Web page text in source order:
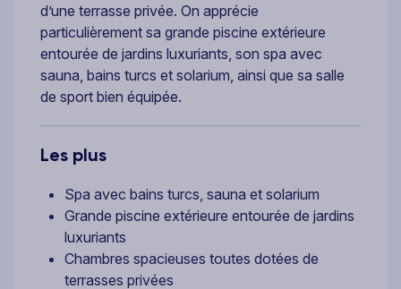
d’une terrasse privée. On apprécie
particulièrement sa grande piscine extérieure
entourée de jardins luxuriants, son spa avec
sauna, bains turcs et solarium, ainsi que sa salle
de sport bien équipée.
Les plus
Spa avec bains turcs, sauna et solarium
Grande piscine extérieure entourée de jardins
luxuriants
Chambres spacieuses toutes dotées de
terrasses privées